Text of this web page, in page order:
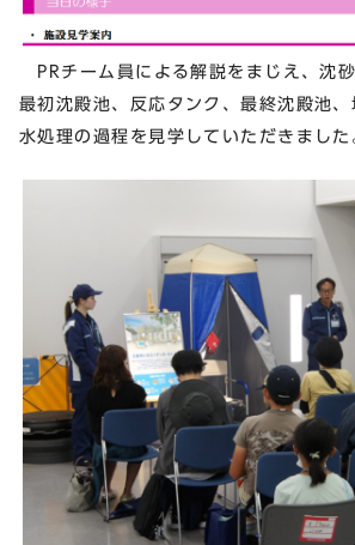
PRチーム員による解説をまじえ、沈砂
最初沈殿池、反応タンク、最終沈殿池、
水処理の過程を見学していただきました